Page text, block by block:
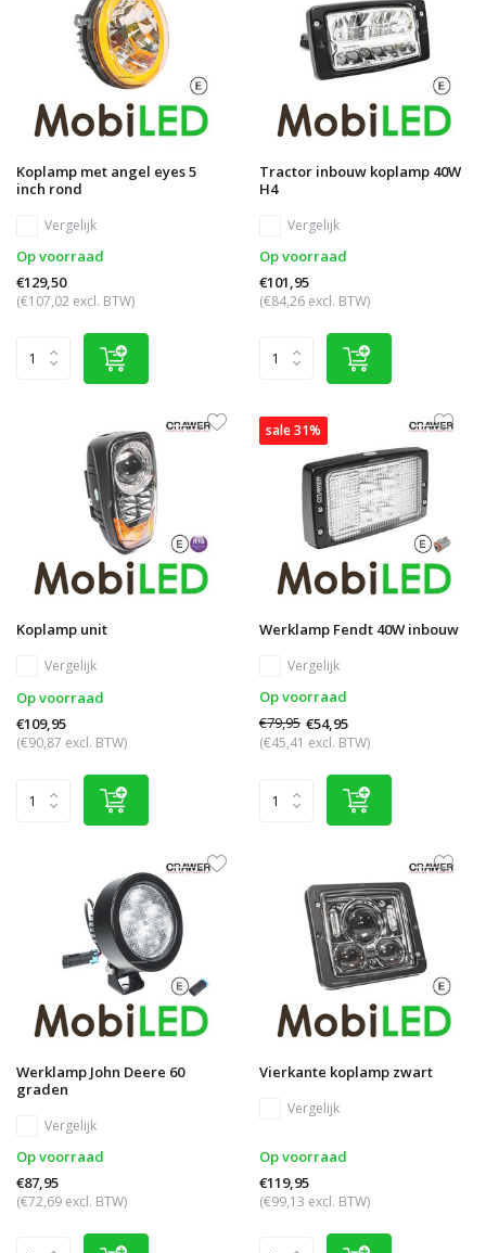
Koplamp met angel eyes 5
inch rond
Vergelijk
Op voorraad
€129,50
(€107,02 excl. BTW)
Tractor inbouw koplamp 40W
H4
Vergelijk
Op voorraad
€101,95
(€84,26 excl. BTW)
Koplamp unit
Vergelijk
Op voorraad
€109,95
(€90,87 excl. BTW)
sale 31%
Werklamp Fendt 40W inbouw
Vergelijk
Op voorraad
€79,95 €54,95
(€45,41 excl. BTW)
Werklamp John Deere 60
graden
Vergelijk
Op voorraad
€87,95
(€72,69 excl. BTW)
Vierkante koplamp zwart
Vergelijk
Op voorraad
€119,95
(€99,13 excl. BTW)